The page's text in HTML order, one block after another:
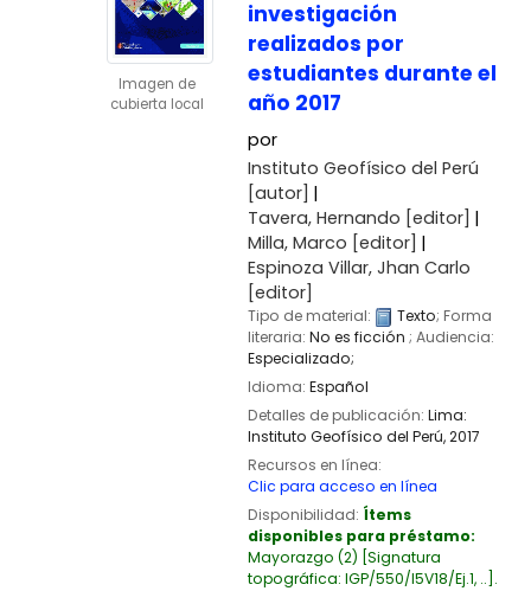
Imagen de
cubierta local
investigación
realizados por
estudiantes durante el
año 2017
por
Instituto Geofísico del Perú
[autor]
Tavera, Hernando [editor]
Milla, Marco [editor]
Espinoza Villar, Jhan Carlo
[editor]
Tipo de material: Texto; Forma
literaria: No es ficción ; Audiencia:
Especializado;
Idioma: Español
Detalles de publicación: Lima:
Instituto Geofísico del Perú,2017
Recursos en línea:
Clic para acceso en línea
Disponibilidad: Ítems
disponibles para préstamo:
Mayorazgo (2) Signatura
topográfica: IGP/550/I5V18/Ej.1, .. .